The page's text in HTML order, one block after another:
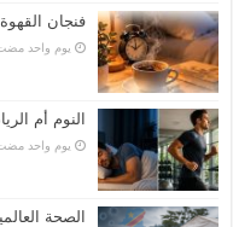
فنجان
‏يوم واحد
النوم أم
‏يوم واحد
الصحة